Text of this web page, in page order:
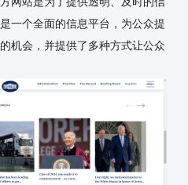
一个全面的信息平台，为公众提
机会，并提供了多种方式让公众